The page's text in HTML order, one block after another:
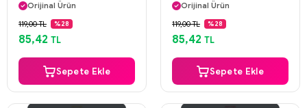
Orijinal Ürün
Güvenli Ödeme
Aynı Gün Kargo
119,00 TL %28
85,42 TL
Sepete Ekle
Orijinal Ürün
Güvenli Ödeme
Aynı Gün Kargo
119,00 TL %28
85,42 TL
Sepete Ekle